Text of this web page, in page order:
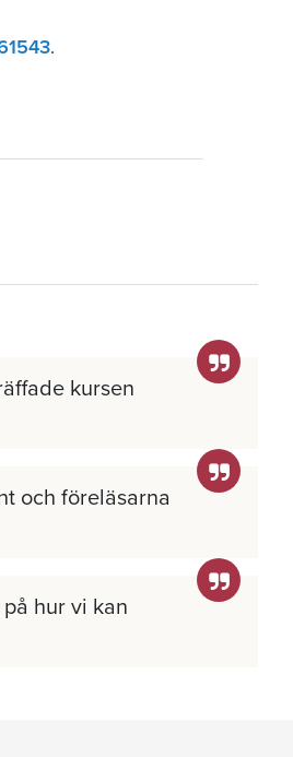
.
kursen
och föreläsarna
hur vi kan